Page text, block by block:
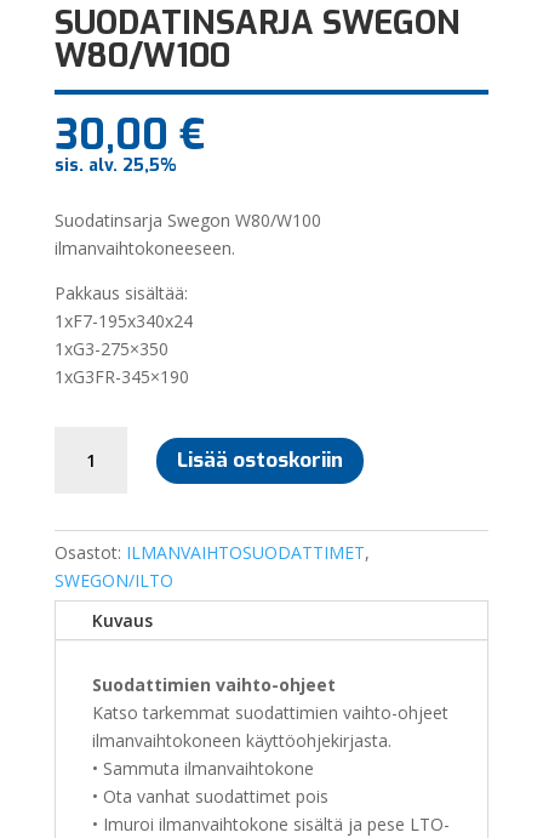
SUODATINSARJA SWEGON
W80/W100
30,00 €
sis. alv. 25,5%
Suodatinsarja Swegon W80/W100
ilmanvaihtokoneeseen.
Pakkaus sisältää:
1xF7-195x340x24
1xG3-275×350
1xG3FR-345×190
SUODATINSARJA
SWEGON
Lisää ostoskoriin
Osastot: ILMANVAIHTOSUODATTIMET,
SWEGON/ILTO
Kuvaus
Suodattimien vaihto-ohjeet
Katso tarkemmat suodattimien vaihto-ohjeet
ilmanvaihtokoneen käyttöohjekirjasta.
• Sammuta ilmanvaihtokone
• Ota vanhat suodattimet pois
• Imuroi ilmanvaihtokone sisältä ja pese LTO-